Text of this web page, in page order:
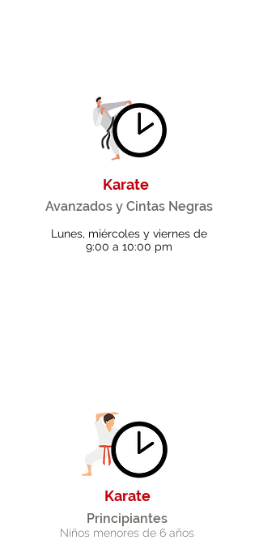
Karate
Lunes, miércoles y viernes de
9:00 a 10:00 pm
Avanzados y Cintas Negras
Karate
Principiantes
Niños menores de 6 años